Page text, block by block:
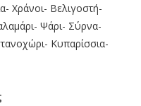
Χράνοι- Βελιγοστή-
Ψάρι- Σύρνα-
Κυπαρίσσια-